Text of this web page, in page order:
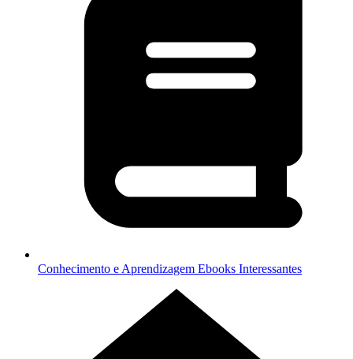
Conhecimento e Aprendizagem Ebooks Interessantes